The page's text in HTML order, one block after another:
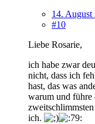
14. August
#10
Liebe Rosarie,
ich habe zwar
nicht, dass ich
hast, das was
warum und führe
ich.